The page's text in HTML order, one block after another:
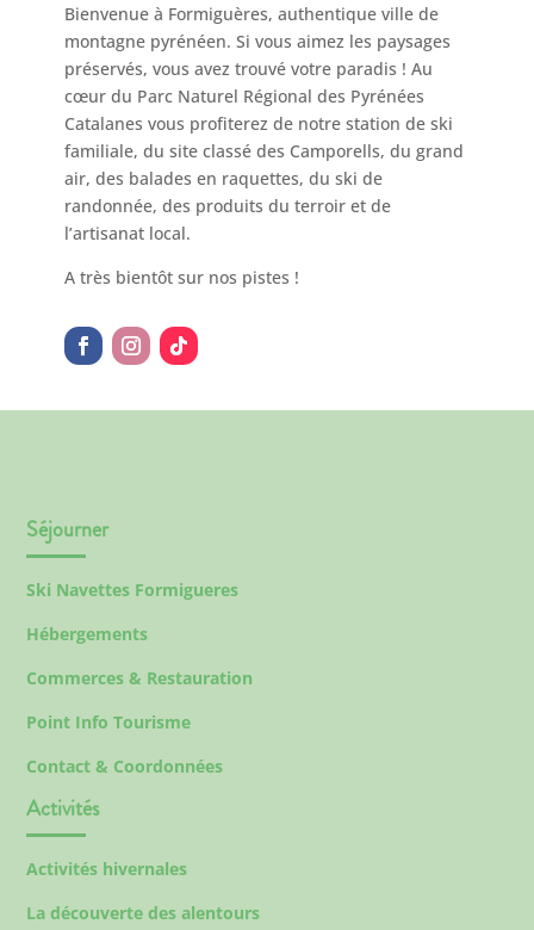
Bienvenue à Formiguères, authentique ville de
montagne pyrénéen. Si vous aimez les paysages
préservés, vous avez trouvé votre paradis ! Au
cœur du Parc Naturel Régional des Pyrénées
Catalanes vous profiterez de notre station de ski
familiale, du site classé des Camporells, du grand
air, des balades en raquettes, du ski de
randonnée, des produits du terroir et de
l’artisanat local.
A très bientôt sur nos pistes !
Séjourner
Ski Navettes Formigueres
Hébergements
Commerces & Restauration
Point Info Tourisme
Contact & Coordonnées
Activités
Activités hivernales
La découverte des alentours